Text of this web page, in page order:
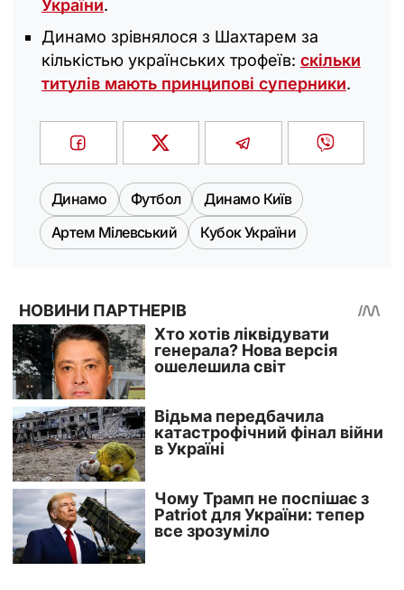
України.
Динамо зрівнялося з Шахтарем за
кількістью українських трофеїв: скільки
титулів мають принципові суперники.
Динамо Футбол
Динамо Київ
Артем Мілевський
Кубок України